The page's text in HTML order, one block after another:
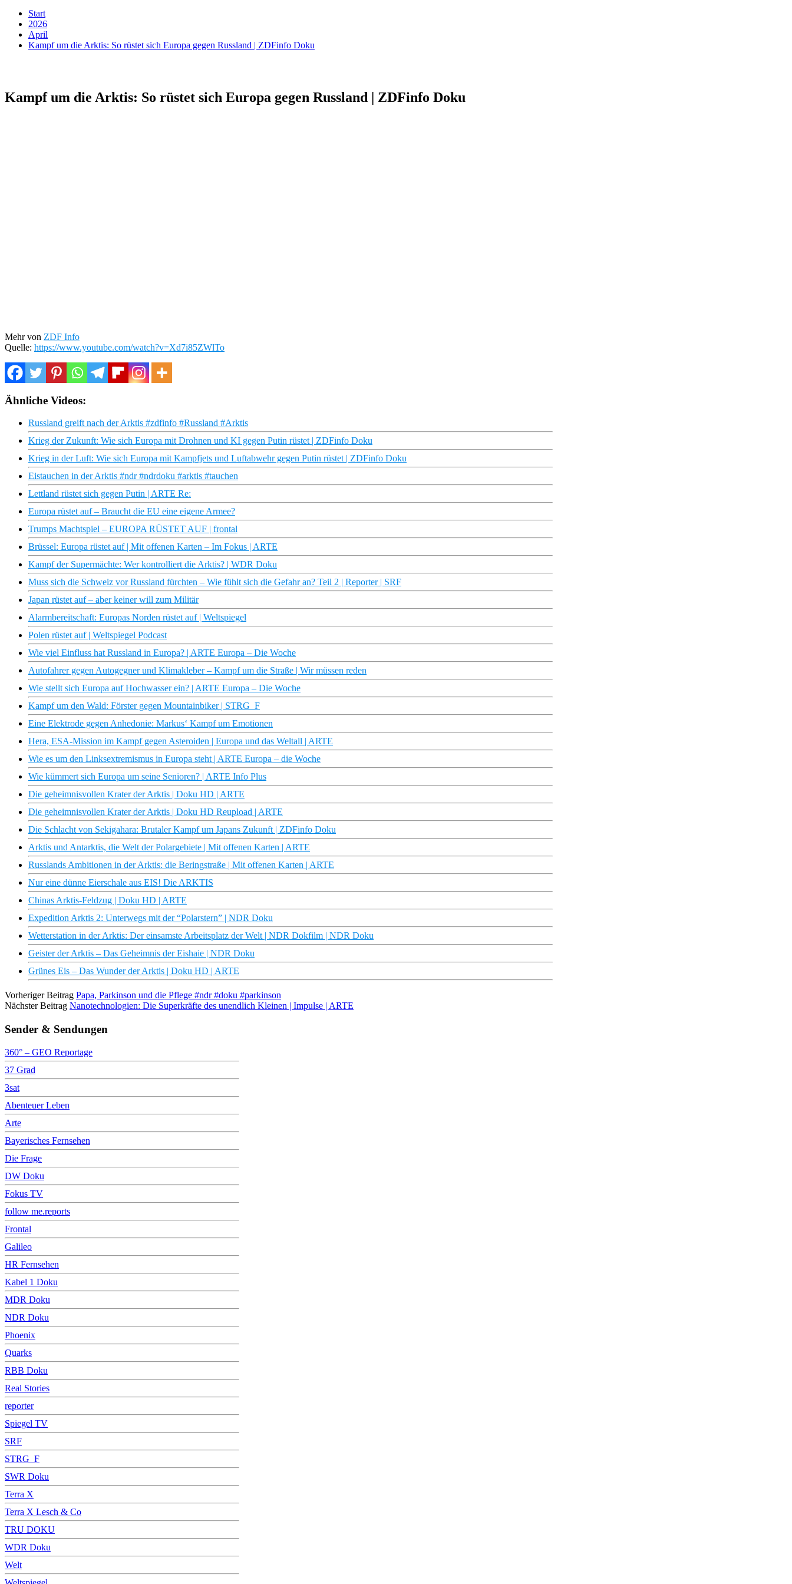
Start
2026
April
Kampf um die Arktis: So rüstet sich Europa gegen Russland | ZDFinfo Doku
Kampf um die Arktis: So rüstet sich Europa gegen Russland | ZDFinfo Doku
Mehr von ZDF Info
Quelle: https://www.youtube.com/watch?v=Xd7i85ZWlTo
Ähnliche Videos:
Russland greift nach der Arktis #zdfinfo #Russland #Arktis
Krieg der Zukunft: Wie sich Europa mit Drohnen und KI gegen Putin rüstet | ZDFinfo Doku
Krieg in der Luft: Wie sich Europa mit Kampfjets und Luftabwehr gegen Putin rüstet | ZDFinfo Doku
Eistauchen in der Arktis #ndr #ndrdoku #arktis #tauchen
Lettland rüstet sich gegen Putin | ARTE Re:
Europa rüstet auf – Braucht die EU eine eigene Armee?
Trumps Machtspiel – EUROPA RÜSTET AUF | frontal
Brüssel: Europa rüstet auf | Mit offenen Karten – Im Fokus | ARTE
Kampf der Supermächte: Wer kontrolliert die Arktis? | WDR Doku
Muss sich die Schweiz vor Russland fürchten – Wie fühlt sich die Gefahr an? Teil 2 | Reporter | SRF
Japan rüstet auf – aber keiner will zum Militär
Alarmbereitschaft: Europas Norden rüstet auf | Weltspiegel
Polen rüstet auf | Weltspiegel Podcast
Wie viel Einfluss hat Russland in Europa? | ARTE Europa – Die Woche
Autofahrer gegen Autogegner und Klimakleber – Kampf um die Straße | Wir müssen reden
Wie stellt sich Europa auf Hochwasser ein? | ARTE Europa – Die Woche
Kampf um den Wald: Förster gegen Mountainbiker | STRG_F
Eine Elektrode gegen Anhedonie: Markus‘ Kampf um Emotionen
Hera, ESA-Mission im Kampf gegen Asteroiden | Europa und das Weltall | ARTE
Wie es um den Linksextremismus in Europa steht | ARTE Europa – die Woche
Wie kümmert sich Europa um seine Senioren? | ARTE Info Plus
Die geheimnisvollen Krater der Arktis | Doku HD | ARTE
Die geheimnisvollen Krater der Arktis | Doku HD Reupload | ARTE
Die Schlacht von Sekigahara: Brutaler Kampf um Japans Zukunft | ZDFinfo Doku
Arktis und Antarktis, die Welt der Polargebiete | Mit offenen Karten | ARTE
Russlands Ambitionen in der Arktis: die Beringstraße | Mit offenen Karten | ARTE
Nur eine dünne Eierschale aus EIS! Die ARKTIS
Chinas Arktis-Feldzug | Doku HD | ARTE
Expedition Arktis 2: Unterwegs mit der “Polarstern” | NDR Doku
Wetterstation in der Arktis: Der einsamste Arbeitsplatz der Welt | NDR Dokfilm | NDR Doku
Geister der Arktis – Das Geheimnis der Eishaie | NDR Doku
Grünes Eis – Das Wunder der Arktis | Doku HD | ARTE
Vorheriger Beitrag Papa, Parkinson und die Pflege #ndr #doku #parkinson
Nächster Beitrag Nanotechnologien: Die Superkräfte des unendlich Kleinen | Impulse | ARTE
Sender & Sendungen
360° – GEO Reportage
37 Grad
3sat
Abenteuer Leben
Arte
Bayerisches Fernsehen
Die Frage
DW Doku
Fokus TV
follow me.reports
Frontal
Galileo
HR Fernsehen
Kabel 1 Doku
MDR Doku
NDR Doku
Phoenix
Quarks
RBB Doku
Real Stories
reporter
Spiegel TV
SRF
STRG_F
SWR Doku
Terra X
Terra X Lesch & Co
TRU DOKU
WDR Doku
Welt